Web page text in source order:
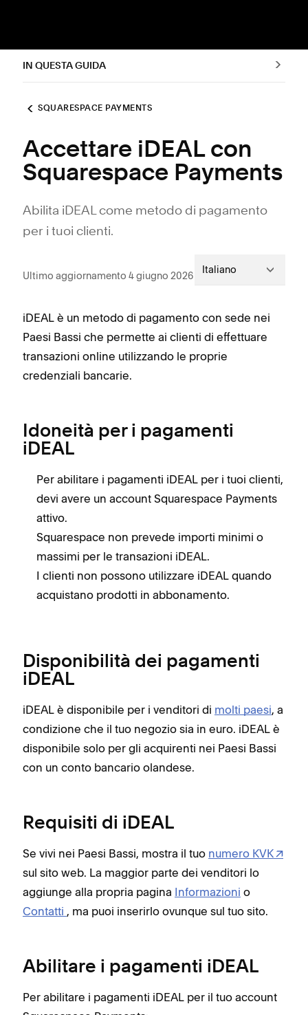
IN QUESTA GUIDA
SQUARESPACE PAYMENTS
Accettare iDEAL con
Squarespace Payments
Abilita iDEAL come metodo di pagamento
per i tuoi clienti.
Ultimo aggiornamento 4 giugno 2026 Italiano
iDEAL è un metodo di pagamento con sede nei
Paesi Bassi che permette ai clienti di effettuare
transazioni online utilizzando le proprie
credenziali bancarie.
Idoneità per i pagamenti
iDEAL
Per abilitare i pagamenti iDEAL per i tuoi clienti,
devi avere un account Squarespace Payments
attivo.
Squarespace non prevede importi minimi o
massimi per le transazioni iDEAL.
I clienti non possono utilizzare iDEAL quando
acquistano prodotti in abbonamento.
Disponibilità dei pagamenti
iDEAL
iDEAL è disponibile per i venditori di molti paesi, a
condizione che il tuo negozio sia in euro. iDEAL è
disponibile solo per gli acquirenti nei Paesi Bassi
con un conto bancario olandese.
Requisiti di iDEAL
Se vivi nei Paesi Bassi, mostra il tuo numero KVK
sul sito web. La maggior parte dei venditori lo
aggiunge alla propria pagina Informazioni o
Contatti , ma puoi inserirlo ovunque sul tuo sito.
Abilitare i pagamenti iDEAL
Per abilitare i pagamenti iDEAL per il tuo account